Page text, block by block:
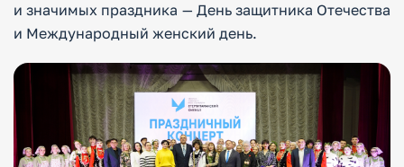
и значимых праздника — День защитника Отечества
и Международный женский день.